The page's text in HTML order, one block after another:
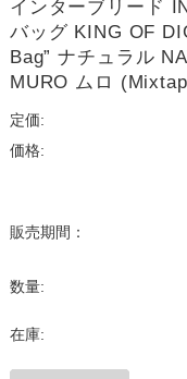
インターブリード
バッグ KING OF
Bag” ナチュラル
MURO ムロ
定価:
価格:
販売期間：
数量:
在庫: